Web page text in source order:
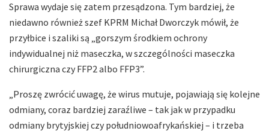
Sprawa wydaje się zatem przesądzona. Tym bardziej, że
niedawno również szef KPRM Michał Dworczyk mówił, że
przyłbice i szaliki są „gorszym środkiem ochrony
indywidualnej niż maseczka, w szczególności maseczka
chirurgiczna czy FFP2 albo FFP3”.
„Proszę zwrócić uwagę, że wirus mutuje, pojawiają się kolejne
odmiany, coraz bardziej zaraźliwe – tak jak w przypadku
odmiany brytyjskiej czy południowoafrykańskiej – i trzeba